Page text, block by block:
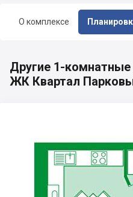
О комплексе
Другие 1-комнатные
ЖК Квартал